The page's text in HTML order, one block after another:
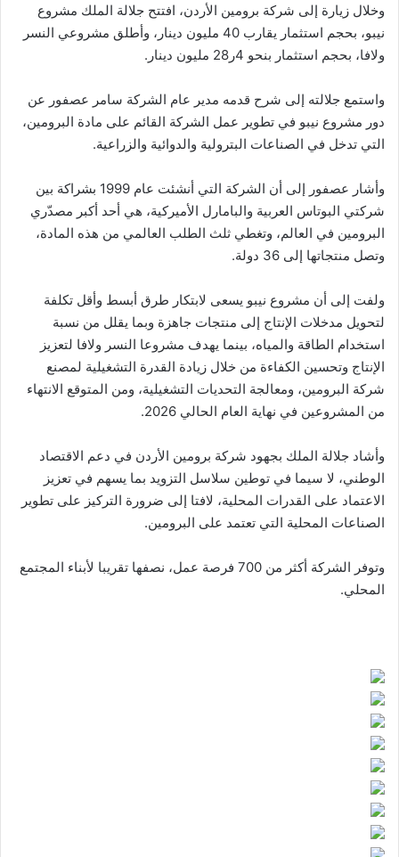
وخلال زيارة إلى شركة برومين الأردن، افتتح جلالة الملك مشروع
نيبو، بحجم استثمار يقارب 40 مليون دينار، وأطلق مشروعي النسر
ولافا، بحجم استثمار بنحو 4ر28 مليون دينار.
واستمع جلالته إلى شرح قدمه مدير عام الشركة سامر عصفور عن
دور مشروع نيبو في تطوير عمل الشركة القائم على مادة البرومين،
التي تدخل في الصناعات البترولية والدوائية والزراعية.
وأشار عصفور إلى أن الشركة التي أنشئت عام 1999 بشراكة بين
شركتي البوتاس العربية والبامارل الأميركية، هي أحد أكبر مصدّري
البرومين في العالم، وتغطي ثلث الطلب العالمي من هذه المادة،
وتصل منتجاتها إلى 36 دولة.
ولفت إلى أن مشروع نيبو يسعى لابتكار طرق أبسط وأقل تكلفة
لتحويل مدخلات الإنتاج إلى منتجات جاهزة وبما يقلل من نسبة
استخدام الطاقة والمياه، بينما يهدف مشروعا النسر ولافا لتعزيز
الإنتاج وتحسين الكفاءة من خلال زيادة القدرة التشغيلية لمصنع
شركة البرومين، ومعالجة التحديات التشغيلية، ومن المتوقع الانتهاء
من المشروعين في نهاية العام الحالي 2026.
وأشاد جلالة الملك بجهود شركة برومين الأردن في دعم الاقتصاد
الوطني، لا سيما في توطين سلاسل التزويد بما يسهم في تعزيز
الاعتماد على القدرات المحلية، لافتا إلى ضرورة التركيز على تطوير
الصناعات المحلية التي تعتمد على البرومين.
وتوفر الشركة أكثر من 700 فرصة عمل، نصفها تقريبا لأبناء المجتمع
المحلي.